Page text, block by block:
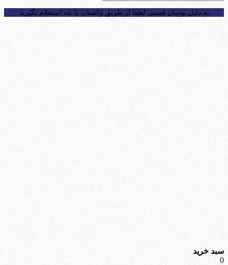
به دلیل نوسان قیمتی لطفا از طریق واتساپ یا بله استعلام بگیرید
سبد خرید
0